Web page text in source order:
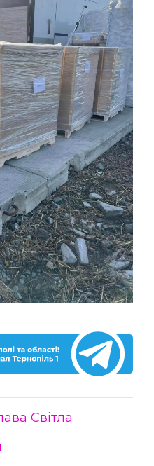
Світла